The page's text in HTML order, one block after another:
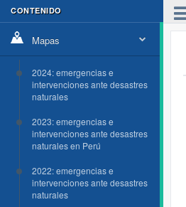
CONTENIDO
Mapas
2024: emergencias e
intervenciones ante desastres
naturales
2023: emergencias e
intervenciones ante desastres
naturales en Perú
2022: emergencias e
intervenciones ante desastres
naturales